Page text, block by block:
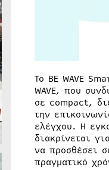
Το BE WAVE
WAVE, που
σε compact,
την
ελέγχου. Η
διακρίνεται
να προσθέσει
πραγματικό